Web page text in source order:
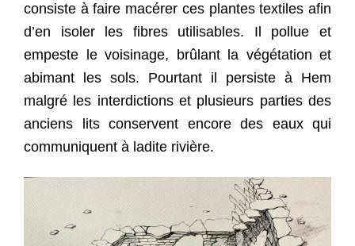
consiste à faire macérer ces plantes textiles afin
d’en isoler les fibres utilisables. Il pollue et
empeste le voisinage, brûlant la végétation et
abimant les sols. Pourtant il persiste à Hem
malgré les interdictions et plusieurs parties des
anciens lits conservent encore des eaux qui
communiquent à ladite rivière.